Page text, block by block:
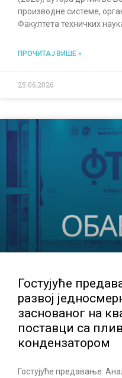
производне системе,
Факултета техничких
ПРОЧИТАЈ ВИШЕ »
25.06.2026
Гостујуће
развој
заснованог на
поставци са
кондензатором
Гостујуће предавање: